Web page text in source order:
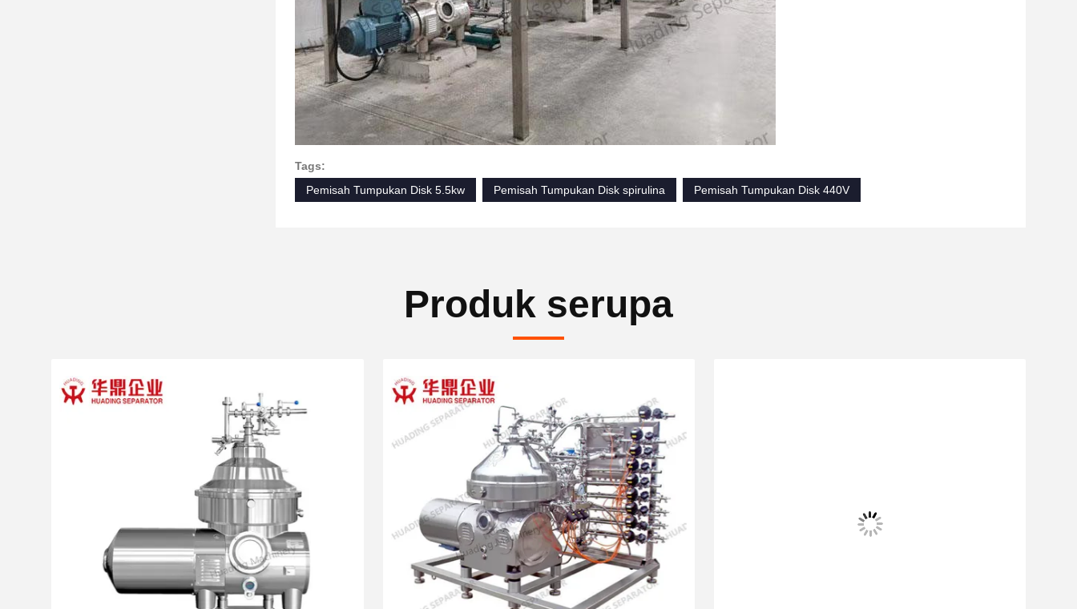
Tags:
Pemisah Tumpukan Disk 5.5kw
Pemisah Tumpukan Disk spirulina Pemisah Tumpukan Disk 440V
Produk serupa